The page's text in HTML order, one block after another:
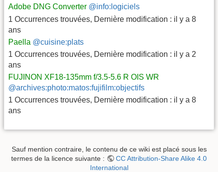
Adobe DNG Converter @info:logiciels
1 Occurrences trouvées, Dernière modification : il y a 8
ans
Paella @cuisine:plats
1 Occurrences trouvées, Dernière modification : il y a 2
ans
FUJINON XF18-135mm f/3.5-5.6 R OIS WR
@archives:photo:matos:fujifilm:objectifs
1 Occurrences trouvées, Dernière modification : il y a 8
ans
Sauf mention contraire, le contenu de ce wiki est placé sous les
termes de la licence suivante :
CC Attribution-Share Alike 4.0
International